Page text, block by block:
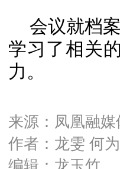
会议就档
学习了相关
力。
来源：凤凰融媒
作者：龙雯 何